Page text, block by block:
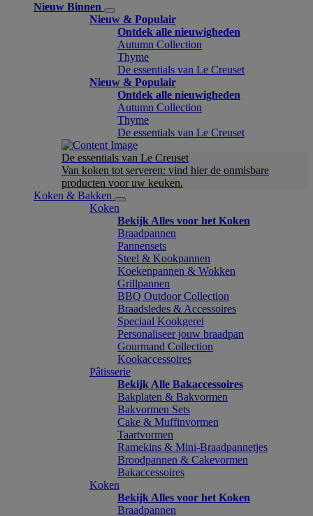
Nieuw Binnen
Nieuw & Populair
Ontdek alle nieuwigheden
Autumn Collection
Thyme
De essentials van Le Creuset
Nieuw & Populair
Ontdek alle nieuwigheden
Autumn Collection
Thyme
De essentials van Le Creuset
De essentials van Le Creuset
Van koken tot serveren: vind hier de onmisbare
producten voor uw keuken.
Koken & Bakken
Koken
Bekijk Alles voor het Koken
Braadpannen
Pannensets
Steel & Kookpannen
Koekenpannen & Wokken
Grillpannen
BBQ Outdoor Collection
Braadsledes & Accessoires
Speciaal Kookgerei
Personaliseer jouw braadpan
Gourmand Collection
Kookaccessoires
Pâtisserie
Bekijk Alle Bakaccessoires
Bakplaten & Bakvormen
Bakvormen Sets
Cake & Muffinvormen
Taartvormen
Ramekins & Mini-Braadpannetjes
Broodpannen & Cakevormen
Bakaccessoires
Koken
Bekijk Alles voor het Koken
Braadpannen